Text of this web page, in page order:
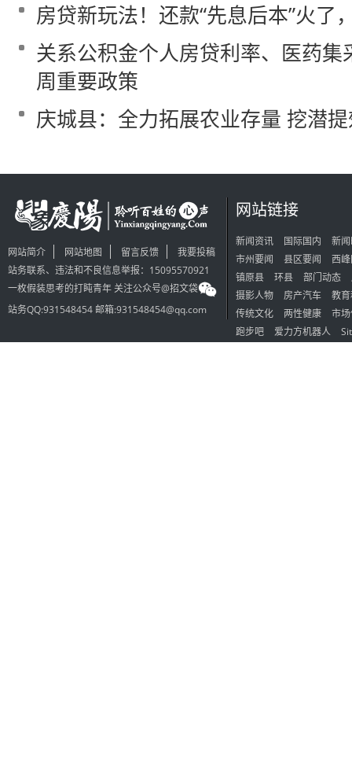
房贷新玩法！还款“先息后本”火了
关系公积金个人房贷利率、医药
周重要政策
庆城县：全力拓展农业存量 挖潜
网站简介 网站地图 留言反馈
我要投稿
站务联系、违法和不良信息举报：15095570921
一枚假装思考的打盹青年 关注公众号@招文袋
站务QQ:931548454 邮箱:931548454@qq.com
网站链接
新闻资讯 国际国内
新
市州要闻
县区要闻
西
镇原县
环县 部门动态
摄影人物
房产汽车
教
传统文化
两性健康
市
跑步吧
爱力方机器人